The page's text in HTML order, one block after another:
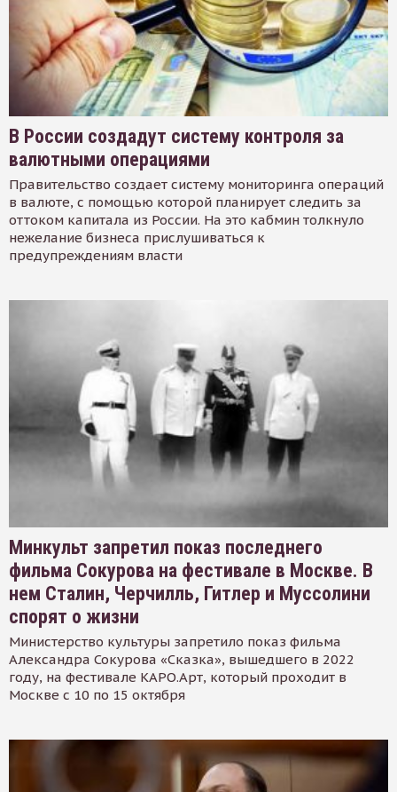
В России создадут систему контроля за
валютными операциями
Правительство создает систему мониторинга операций
в валюте, с помощью которой планирует следить за
оттоком капитала из России. На это кабмин толкнуло
нежелание бизнеса прислушиваться к
предупреждениям власти
Минкульт запретил показ последнего
фильма Сокурова на фестивале в Москве. В
нем Сталин, Черчилль, Гитлер и Муссолини
спорят о жизни
Министерство культуры запретило показ фильма
Александра Сокурова «Сказка», вышедшего в 2022
году, на фестивале КАРО.Арт, который проходит в
Москве с 10 по 15 октября